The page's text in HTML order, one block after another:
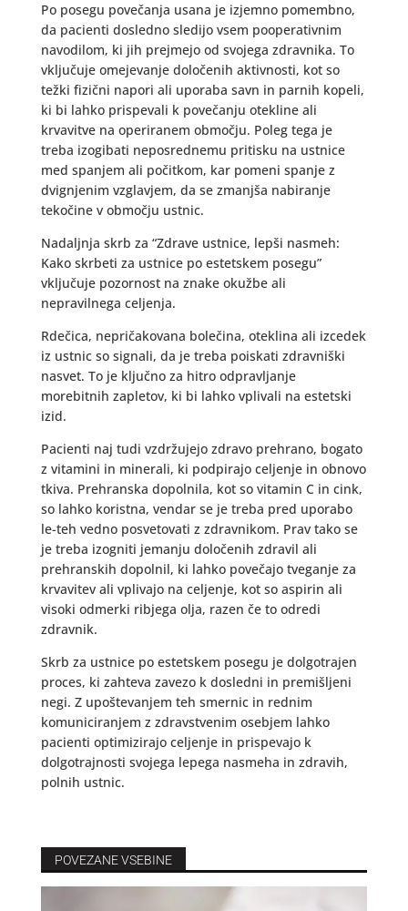
Po posegu povečanja usana je izjemno pomembno,
da pacienti dosledno sledijo vsem pooperativnim
navodilom, ki jih prejmejo od svojega zdravnika. To
vključuje omejevanje določenih aktivnosti, kot so
težki fizični napori ali uporaba savn in parnih kopeli,
ki bi lahko prispevali k povečanju otekline ali
krvavitve na operiranem območju. Poleg tega je
treba izogibati neposrednemu pritisku na ustnice
med spanjem ali počitkom, kar pomeni spanje z
dvignjenim vzglavjem, da se zmanjša nabiranje
tekočine v območju ustnic.
Nadaljnja skrb za “Zdrave ustnice, lepši nasmeh:
Kako skrbeti za ustnice po estetskem posegu”
vključuje pozornost na znake okužbe ali
nepravilnega celjenja.
Rdečica, nepričakovana bolečina, oteklina ali izcedek
iz ustnic so signali, da je treba poiskati zdravniški
nasvet. To je ključno za hitro odpravljanje
morebitnih zapletov, ki bi lahko vplivali na estetski
izid.
Pacienti naj tudi vzdržujejo zdravo prehrano, bogato
z vitamini in minerali, ki podpirajo celjenje in obnovo
tkiva. Prehranska dopolnila, kot so vitamin C in cink,
so lahko koristna, vendar se je treba pred uporabo
le-teh vedno posvetovati z zdravnikom. Prav tako se
je treba izogniti jemanju določenih zdravil ali
prehranskih dopolnil, ki lahko povečajo tveganje za
krvavitev ali vplivajo na celjenje, kot so aspirin ali
visoki odmerki ribjega olja, razen če to odredi
zdravnik.
Skrb za ustnice po estetskem posegu je dolgotrajen
proces, ki zahteva zavezo k dosledni in premišljeni
negi. Z upoštevanjem teh smernic in rednim
komuniciranjem z zdravstvenim osebjem lahko
pacienti optimizirajo celjenje in prispevajo k
dolgotrajnosti svojega lepega nasmeha in zdravih,
polnih ustnic.
POVEZANE VSEBINE